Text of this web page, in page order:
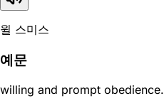
윌 스미스
예문
willing and prompt obedience.